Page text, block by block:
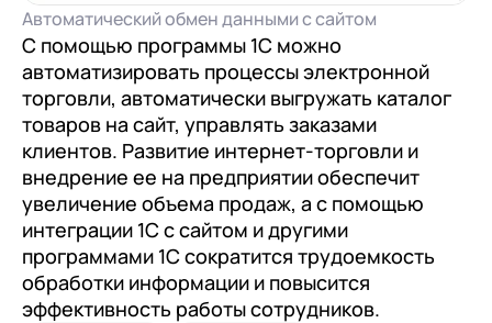
Автоматический обмен данными с сайтом
С помощью программы 1С можно
автоматизировать процессы электронной
торговли, автоматически выгружать каталог
товаров на сайт, управлять заказами
клиентов. Развитие интернет-торговли и
внедрение ее на предприятии обеспечит
увеличение объема продаж, а с помощью
интеграции 1С с сайтом и другими
программами 1С сократится трудоемкость
обработки информации и повысится
эффективность работы сотрудников.